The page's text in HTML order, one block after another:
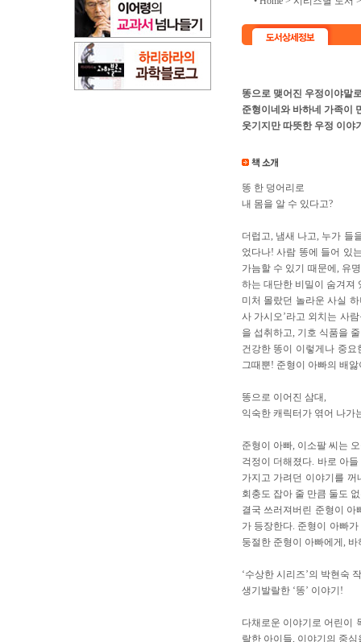
똥으로 맺어진 우정이야말
준형이네와 바하네 가족이
웃기지만 따뜻한 우정 이야
똥 한 덩어리로
내 몸을 알 수 있다고?
더럽고, 냄새 나고, 누가 들
었다나! 사람 똥에 들어 있
가늠할 수 있기 때문에, 유
하는 대단한 비밀이 숨겨져
미처 몰랐던 놀라운 사실
사 가시오’라고 외치는 사
을 섭취하고, 기호 식품을
건강한 똥이 이렇게나 중
그때뿐! 준형이 아빠의 배
똥으로 이어진 삼대,
익숙한 캐릭터가 엮어 나가
준형이 아빠, 이소팔 씨는
걱정이 더해졌다. 바로 아
가지고 가려던 이야기를
회충도 잡아 줄 만큼 둘도
결국 쓰러져버린 준형이 아
가 등장한다. 준형이 아빠
둥절한 준형이 아빠에게,
‘수상한 시리즈’의 박현숙
생기발랄한 ‘똥’ 이야기!
다채로운 이야기로 어린이
랄한 아이들, 이야기의 중